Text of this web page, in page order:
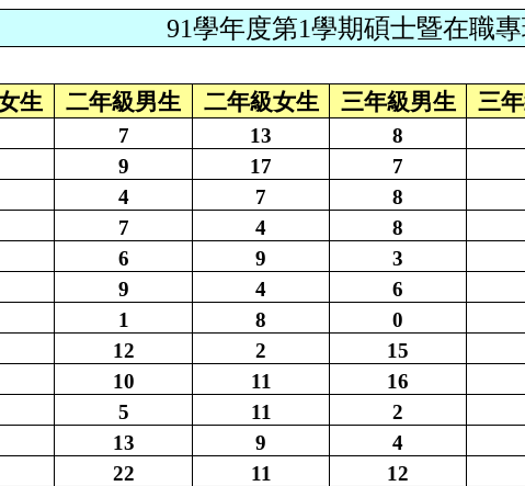
91學年度第1學期碩士暨在職
生 二年級男生 二年級女生 三年級男生 三
7 13 8
9 17 7
4 7 8
7 4
8
6 9
3
9 4
6
1 8
0
12 2
15
10 11 16
5 11 2
13 9
4
22 11 12